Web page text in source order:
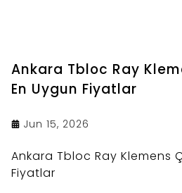
Ankara Tbloc Ray
En Uygun Fiyatlar
Jun 15, 2026
Ankara Tbloc Ray Klemens
Fiyatlar